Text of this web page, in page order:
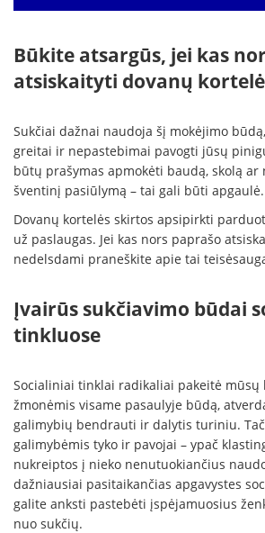
Būkite atsargūs, jei kas
atsiskaityti dovanų
Sukčiai dažnai naudoja šį mokėjimo
greitai ir nepastebimai pavogti jūsų
būtų prašymas apmokėti baudą, skolą ar
šventinį pasiūlymą – tai gali būti apgaulė.
Dovanų kortelės skirtos apsipirkti
už paslaugas. Jei kas nors paprašo
nedelsdami praneškite apie tai
Įvairūs sukčiavimo būdai
tinkluose
Socialiniai tinklai radikaliai pakeitė mūsų
žmonėmis visame pasaulyje būdą,
galimybių bendrauti ir dalytis turiniu.
galimybėmis tyko ir pavojai – ypač
nukreiptos į nieko nenutuokiančius
dažniausiai pasitaikančias apgavystes
galite anksti pastebėti įspėjamuosius
nuo sukčių.